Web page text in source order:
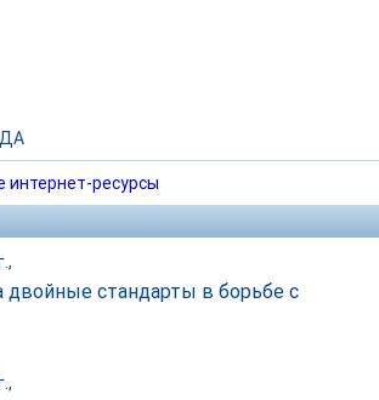
ресурсы
двойные стандарты в борьбе с